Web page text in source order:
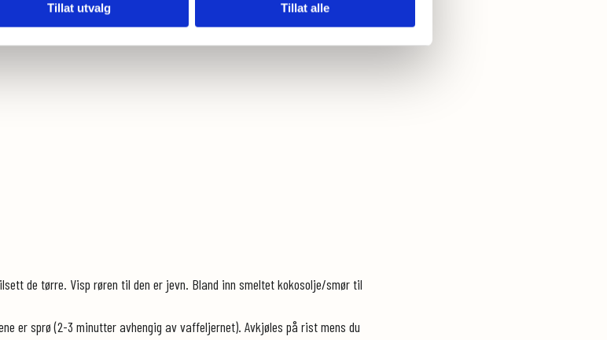
Tillat utvalg Tillat alle
de tørre. Visp røren til den er jevn. Bland inn smeltet kokosolje/smør til
er sprø (2-3 minutter avhengig av vaffeljernet). Avkjøles på rist mens du